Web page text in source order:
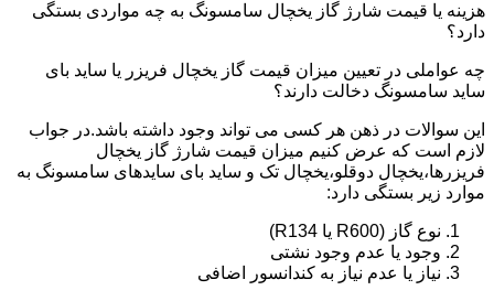
هزینه یا قیمت شارژ گاز یخچال سامسونگ به چه مواردی بستگی
دارد؟
چه عواملی در تعیین میزان قیمت گاز یخچال فریزر یا ساید بای
ساید سامسونگ دخالت دارند؟
این سوالات در ذهن هر کسی می تواند وجود داشته باشد.در جواب
لازم است که عرض کنیم میزان قیمت شارژ گاز یخچال
فریزرها،یخچال دوقلو،یخچال تک و ساید بای سایدهای سامسونگ به
موارد زیر بستگی دارد:
نوع گاز (R600 یا R134)
وجود یا عدم وجود نشتی
نیاز یا عدم نیاز به کندانسور اضافی